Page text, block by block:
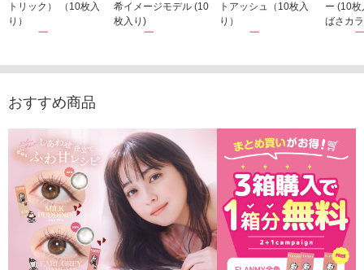
トリック） （10枚入
り）
1,760円
希イメージモデル (10
枚入り)
1,815円
トアッシュ（10枚入
り）
1,760円
ー (10
ばさカ
1,848
おすすめ商品